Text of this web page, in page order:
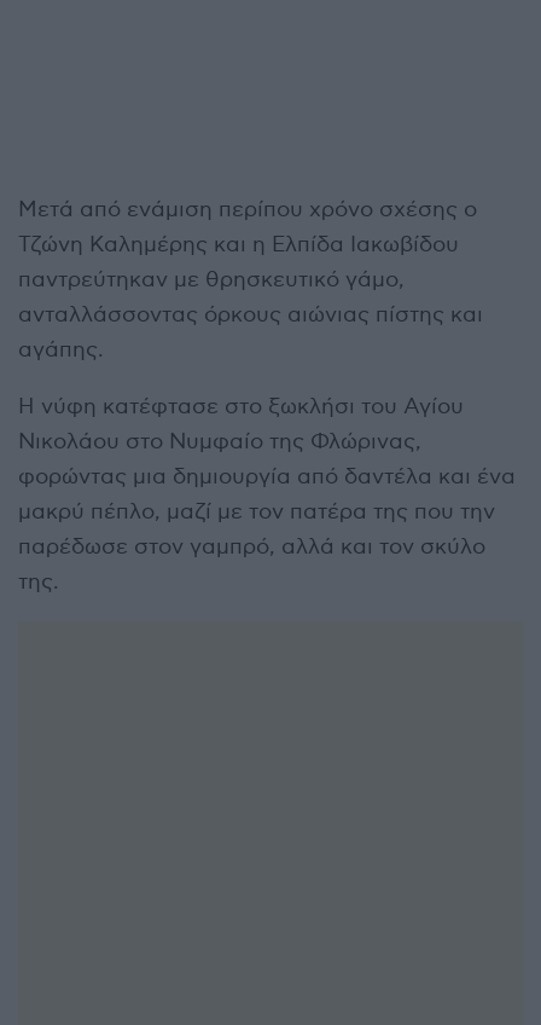
Μετά από ενάμιση περίπου χρόνο σχέσης ο
Τζώνη Καλημέρης και η Ελπίδα Ιακωβίδου
παντρεύτηκαν με θρησκευτικό γάμο,
ανταλλάσσοντας όρκους αιώνιας πίστης και
αγάπης.
Η νύφη κατέφτασε στο ξωκλήσι του Αγίου
Νικολάου στο Νυμφαίο της Φλώρινας,
φορώντας μια δημιουργία από δαντέλα και ένα
μακρύ πέπλο, μαζί με τον πατέρα της που την
παρέδωσε στον γαμπρό, αλλά και τον σκύλο
της.